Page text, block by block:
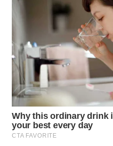
TAPANULI
SELATAN
WN
TANJUNG
LESUNG
WN
KARO